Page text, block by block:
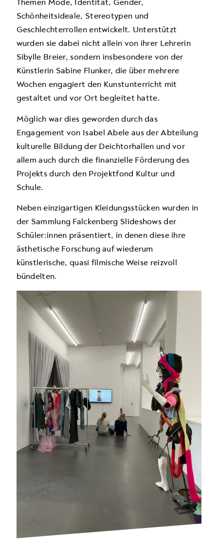
Themen Mode, Identität, Gender,
Schönheitsideale, Stereotypen und
Geschlechterrollen entwickelt. Unterstützt
wurden sie dabei nicht allein von ihrer Lehrerin
Sibylle Breier, sondern insbesondere von der
Künstlerin Sabine Flunker, die über mehrere
Wochen engagiert den Kunstunterricht mit
gestaltet und vor Ort begleitet hatte.
Möglich war dies geworden durch das
Engagement von Isabel Abele aus der Abteilung
kulturelle Bildung der Deichtorhallen und vor
allem auch durch die finanzielle Förderung des
Projekts durch den Projektfond Kultur und
Schule.
Neben einzigartigen Kleidungsstücken wurden in
der Sammlung Falckenberg Slideshows der
Schüler:innen präsentiert, in denen diese ihre
ästhetische Forschung auf wiederum
künstlerische, quasi filmische Weise reizvoll
bündelten.